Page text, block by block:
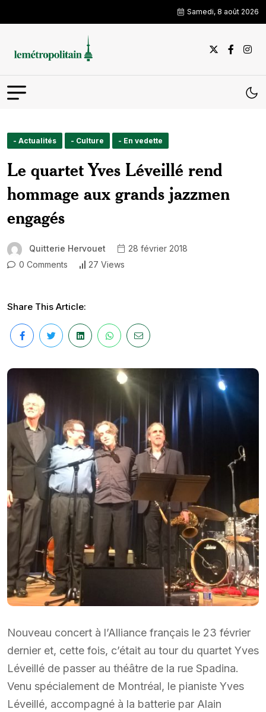
Samedi, 8 août 2026
- Actualités - Culture - En vedette
Le quartet Yves Léveillé rend
hommage aux grands jazzmen
engagés
Quitterie Hervouet
28 février 2018
0 Comments
27 Views
Share This Article:
Nouveau concert à l’Alliance français le 23 février
dernier et, cette fois, c’était au tour du quartet Yves
Léveillé de passer au théâtre de la rue Spadina.
Venu spécialement de Montréal, le pianiste Yves
Léveillé, accompagné à la batterie par Alain